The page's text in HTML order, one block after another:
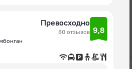
Превосходно
80 отзывов 9,8